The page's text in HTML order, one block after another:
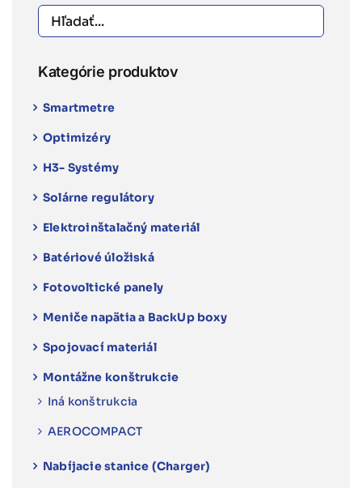
produktu.
Kategórie produktov
Smartmetre
Optimizéry
H3- Systémy
Solárne regulátory
Elektroinštalačný materiál
Batériové úložiská
Fotovoltické panely
Meniče napätia a BackUp boxy
Spojovací materiál
Montážne konštrukcie
Iná konštrukcia
AEROCOMPACT
Nabíjacie stanice (Charger)